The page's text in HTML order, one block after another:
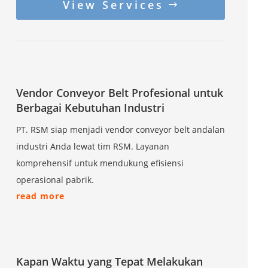
View Services
Vendor Conveyor Belt Profesional untuk
Berbagai Kebutuhan Industri
PT. RSM siap menjadi vendor conveyor belt andalan
industri Anda lewat tim RSM. Layanan
komprehensif untuk mendukung efisiensi
operasional pabrik.
read more
Kapan Waktu yang Tepat Melakukan